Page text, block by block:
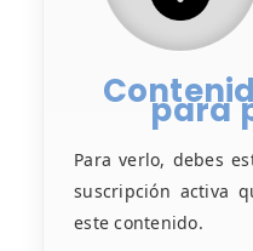
para
Para verlo, debes
suscripción activa
este contenido.